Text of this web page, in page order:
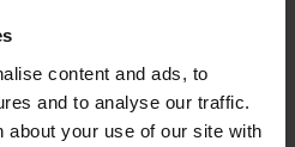
content and ads, to
and to analyse our traffic.
about your use of our site with